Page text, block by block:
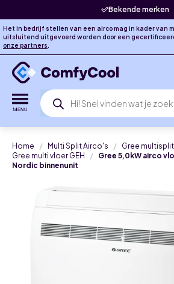
Bekende merken
Het in bedrijf stellen van een airco mag in kader van
uitsluitend uitgevoerd worden door een
onze partners.
Producten
zoeken
Home Multi Split Airco's
Gree multisplit
Gree multi vloer GEH
Gree 5,0kW airco
Nordic binnenunit